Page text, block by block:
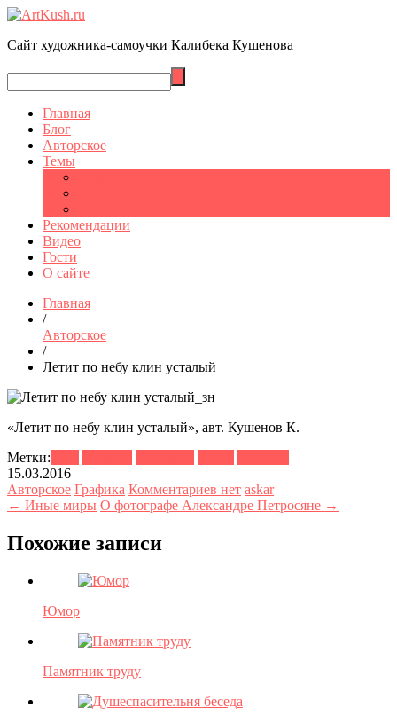
Сайт художника-самоучки Калибека Кушенова
Главная
Блог
Авторское
Темы
Рекомендации
Видео
Гости
О сайте
Главная
/
Авторское
/
Летит по небу клин усталый
«Летит по небу клин усталый», авт. Кушенов К.
Метки:
15.03.2016
Авторское Графика Комментариев нет askar
← Иные миры О фотографе Александре Петросяне →
Похожие записи
Юмор
Памятник труду